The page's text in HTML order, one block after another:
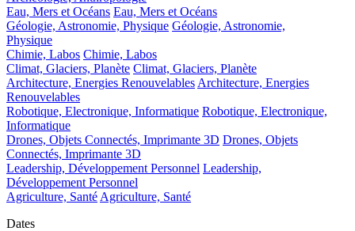
Eau, Mers et Océans Eau, Mers et Océans
Géologie, Astronomie, Physique Géologie, Astronomie,
Physique
Chimie, Labos Chimie, Labos
Climat, Glaciers, Planète Climat, Glaciers, Planète
Architecture, Energies Renouvelables Architecture, Energies
Renouvelables
Robotique, Electronique, Informatique Robotique, Electronique,
Informatique
Drones, Objets Connectés, Imprimante 3D Drones, Objets
Connectés, Imprimante 3D
Leadership, Développement Personnel Leadership,
Développement Personnel
Agriculture, Santé Agriculture, Santé
Dates